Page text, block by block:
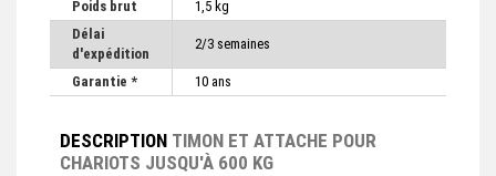
Poids brut
1,5 kg
Délai
d'expédition
2/3 semaines
Garantie * 10 ans
DESCRIPTION TIMON ET ATTACHE POUR
CHARIOTS JUSQU'À 600 KG